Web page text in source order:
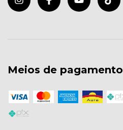
Meios de pagamento